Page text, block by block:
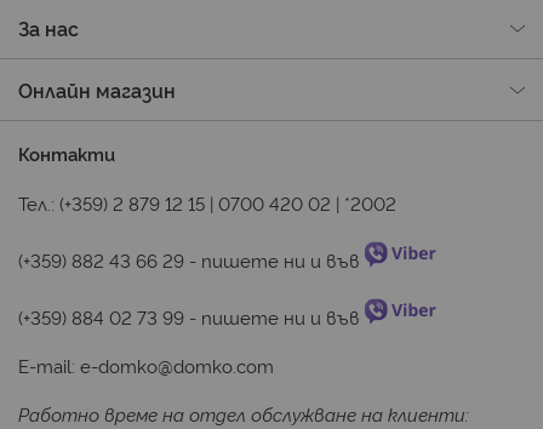
За нас
Онлайн магазин
Контакти
Тел.: (+359) 2 879 12 15 | 0700 420 02 | *2002
(+359) 882 43 66 29 - пишете ни и във
(+359) 884 02 73 99 - пишете ни и във
E-mail: e-domko@domko.com
Работно време на отдел обслужване на клиенти: